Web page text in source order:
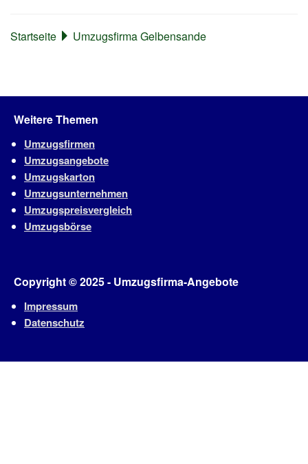
Startseite Umzugsfirma Gelbensande
Weitere Themen
Umzugsfirmen
Umzugsangebote
Umzugskarton
Umzugsunternehmen
Umzugspreisvergleich
Umzugsbörse
Copyright © 2025 - Umzugsfirma-Angebote
Impressum
Datenschutz